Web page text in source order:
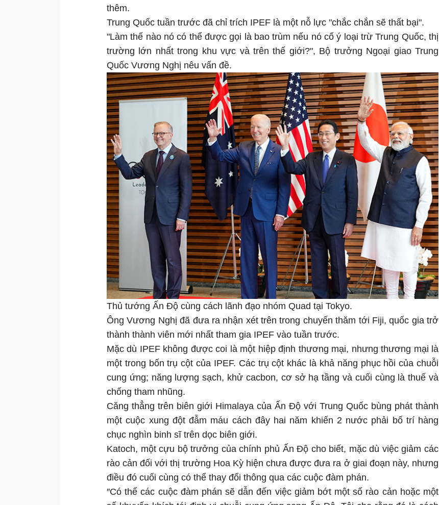
thêm.
Trung Quốc tuần trước đã chỉ trích IPEF là một nỗ lực "chắc chắn sẽ thất bại".
"Làm thế nào nó có thể được gọi là bao trùm nếu nó cố ý loại trừ Trung Quốc, thị
trường lớn nhất trong khu vực và trên thế giới?", Bộ trưởng Ngoại giao Trung
Quốc Vương Nghị nêu vấn đề.
Thủ tướng Ấn Độ cùng cách lãnh đạo nhóm Quad tại Tokyo.
Ông Vương Nghị đã đưa ra nhận xét trên trong chuyến thăm tới Fiji, quốc gia trở
thành thành viên mới nhất tham gia IPEF vào tuần trước.
Mặc dù IPEF không được coi là một hiệp định thương mại, nhưng thương mại là
một trong bốn trụ cột của IPEF. Các trụ cột khác là khả năng phục hồi của chuỗi
cung ứng; năng lượng sạch, khử cacbon, cơ sở hạ tầng và cuối cùng là thuế và
chống tham nhũng.
Căng thẳng trên biên giới Himalaya của Ấn Độ với Trung Quốc bùng phát thành
một cuộc xung đột đẫm máu cách đây hai năm khiến 2 nước phải bố trí hàng
chục nghìn binh sĩ trên dọc biên giới.
Katoch, một cựu bộ trưởng của chính phủ Ấn Độ cho biết, mặc dù việc giảm các
rào cản đối với thị trường Hoa Kỳ hiện chưa được đưa ra ở giai đoạn này, nhưng
điều đó cuối cùng có thể thay đổi thông qua các cuộc đàm phán.
″Có thể các cuộc đàm phán sẽ dẫn đến việc giảm bớt một số rào cản hoặc một